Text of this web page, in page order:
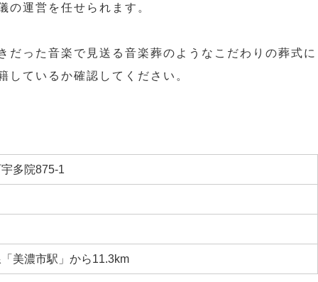
の運営を任せられます。
だった音楽で見送る音楽葬のようなこだわりの葬式に
しているか確認してください。
多院875-1
美濃市駅」から11.3km